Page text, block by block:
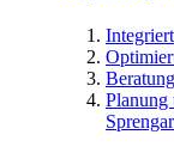
Beratung
Planung